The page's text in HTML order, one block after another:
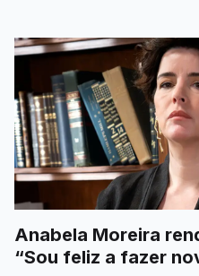
Anabela Moreira
“Sou feliz a fazer